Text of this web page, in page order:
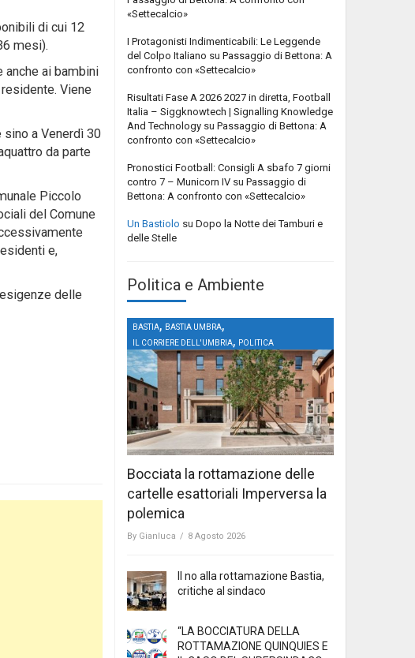
di cui 12
mesi).
anche ai bambini
Viene
a Venerdì 30
da parte
Piccolo
del Comune
e,
delle
«Settecalcio»
I Protagonisti Indimenticabili: Le Leggende
del Colpo Italiano su Passaggio di Bettona: A
confronto con «Settecalcio»
Risultati Fase A 2026 2027 in diretta, Football
Italia – Siggknowtech | Signalling Knowledge
And Technology su Passaggio di Bettona: A
confronto con «Settecalcio»
Pronostici Football: Consigli A sbafo 7 giorni
contro 7 – Municorn IV su Passaggio di
Bettona: A confronto con «Settecalcio»
Un Bastiolo su Dopo la Notte dei Tamburi e
delle Stelle
Politica e Ambiente
BASTIA, BASTIA UMBRA,
IL CORRIERE DELL'UMBRIA, POLITICA
Bocciata la rottamazione delle
cartelle esattoriali Imperversa la
polemica
By Gianluca / 8 Agosto 2026
Il no alla rottamazione Bastia,
critiche al sindaco
“LA BOCCIATURA DELLA
ROTTAMAZIONE QUINQUIES E